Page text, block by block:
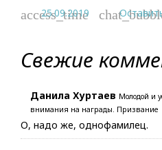
access_time
25.09.2019
Свежие
Данила Хуртаев Молодой и
внимания на награды. Призвание
О, надо же, однофамилец.